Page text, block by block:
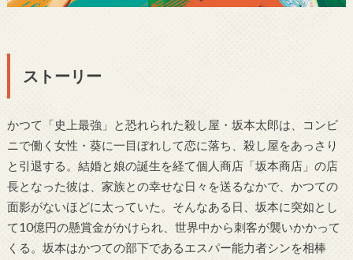
ストーリー
かつて「史上最強」と恐れられた殺し屋・坂本太郎は、コンビ
ニで働く女性・葵に一目ぼれして恋に落ち、殺し屋をあっさり
と引退する。結婚と娘の誕生を経て個人商店「坂本商店」の店
長となった彼は、家族との幸せな日々を送るなかで、かつての
面影がないほどに太っていた。そんなある日、坂本に突如とし
て10億円の懸賞金がかけられ、世界中から刺客が襲いかかって
くる。坂本はかつての部下であるエスパー能力者シンを相棒